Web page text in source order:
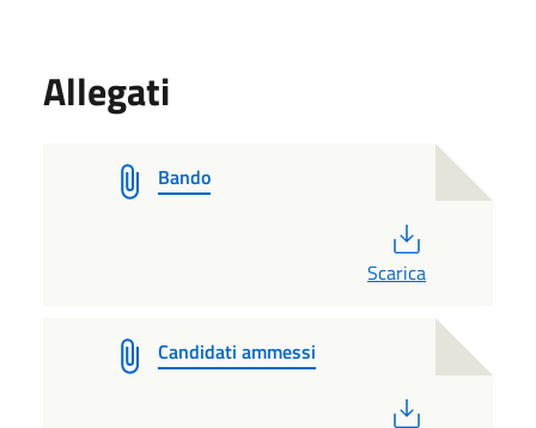
Allegati
Bando
Scarica
Candidati ammessi